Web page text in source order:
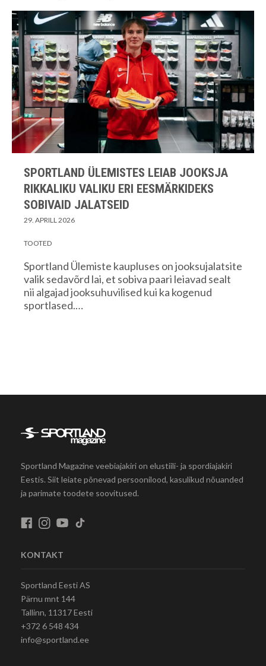
SPORTLAND ÜLEMISTES LEIAB JOOKSJA
RIKKALIKU VALIKU ERI EESMÄRKIDEKS
SOBIVAID JALATSEID
29. APRILL 2026
TOOTED
Sportland Ülemiste kaupluses on jooksujalatsite
valik sedavõrd lai, et sobiva paari leiavad sealt
nii algajad jooksuhuvilised kui ka kogenud
sportlased.…
Sportland Magazine veebiajakiri on elustiili- ja spordiajakiri
Eestis. Siit leiate põnevad persoonilood, kasulikud nõuanded
ja parimate toodete soovitused.
KONTAKT
Sportland Eesti AS
Pärnu mnt 144
Tallinn, 11317 Eesti
+372 6 548 434
info@sportland.ee